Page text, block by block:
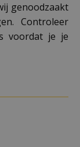
genoodzaakt
Controleer
voordat je je